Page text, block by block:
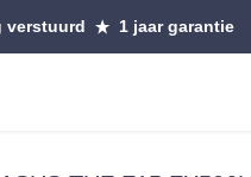
verstuurd 1 jaar garantie